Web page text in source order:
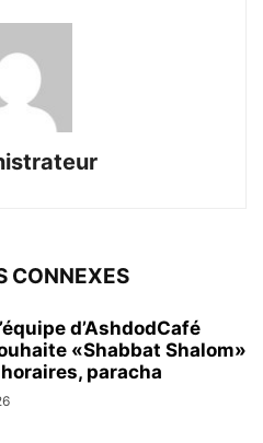
CONNEXES
d’AshdodCafé
«Shabbat Shalom»
paracha